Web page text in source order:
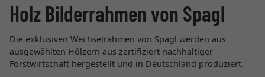
Holz Bilderrahmen von Spagl
Die exklusiven Wechselrahmen von Spagl werden aus
ausgewählten Hölzern aus zertifiziert nachhaltiger
Forstwirtschaft hergestellt und in Deutschland produziert.